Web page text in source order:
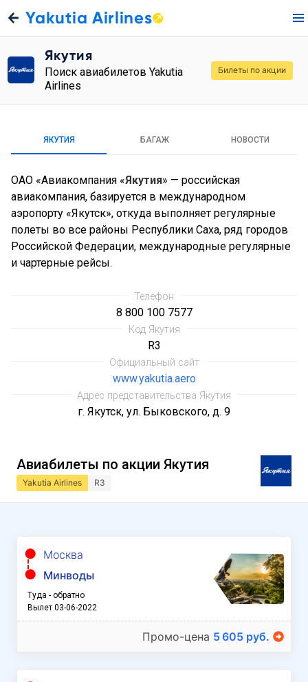
Yakutia Airlines
Якутия
Поиск авиабилетов Yakutia
Airlines
Билеты по акции
ЯКУТИЯ БАГАЖ НОВОСТИ
ОАО «Авиакомпания «Якутия» — российская
авиакомпания, базируется в международном
аэропорту «Якутск», откуда выполняет регулярные
полеты во все районы Республики Саха, ряд городов
Российской Федерации, международные регулярные
и чартерные рейсы.
Телефон
8 800 100 7577
Код Якутия
R3
Официальный сайт
www.yakutia.aero
Адрес представительства Якутия
г. Якутск, ул. Быковского, д. 9
Авиабилеты по акции Якутия
Yakutia Airlines R3
Москва
Минводы
Туда - обратно
Вылет 03-06-2022
Промо-цена 5 605 руб.